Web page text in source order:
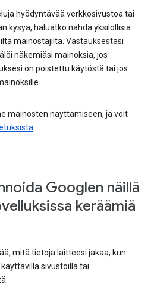
hyödyntävää verkkosivustoa tai
kysyä, haluatko nähdä yksilöllisiä
mainostajilta. Vastauksestasi
näkemiäsi mainoksia, jos
on poistettu käytöstä tai jos
mainosten näyttämiseen, ja voit
.
Googlen näillä
keräämiä
mitä tietoja laitteesi jakaa, kun
sivustoilla tai